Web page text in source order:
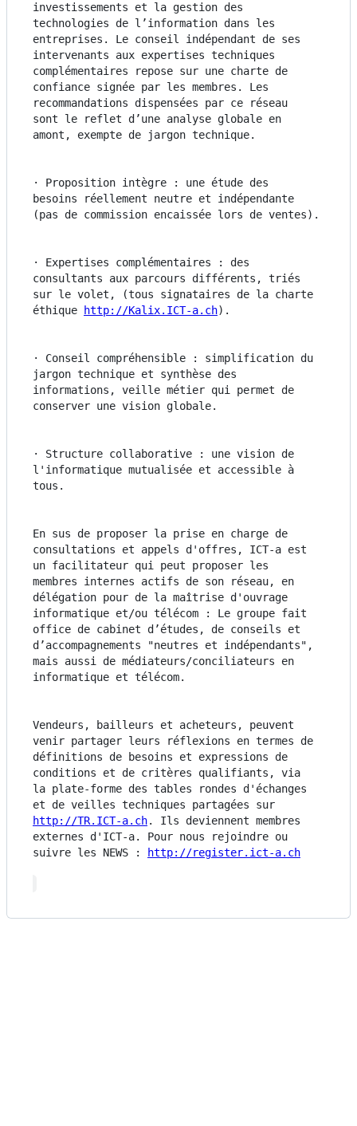
investissements et la gestion des
technologies de l’information dans les
entreprises. Le conseil indépendant de ses
intervenants aux expertises techniques
complémentaires repose sur une charte de
confiance signée par les membres. Les
recommandations dispensées par ce réseau
sont le reflet d’une analyse globale en
amont, exempte de jargon technique.
· Proposition intègre : une étude des
besoins réellement neutre et indépendante
(pas de commission encaissée lors de ventes).
· Expertises complémentaires : des
consultants aux parcours différents, triés
sur le volet, (tous signataires de la charte
éthique
http://Kalix.ICT-a.ch).
· Conseil compréhensible : simplification du
jargon technique et synthèse des
informations, veille métier qui permet de
conserver une vision globale.
· Structure collaborative : une vision de
l'informatique mutualisée et accessible à
tous.
En sus de proposer la prise en charge de
consultations et appels d'offres, ICT-a est
un facilitateur qui peut proposer les
membres internes actifs de son réseau, en
délégation pour de la maîtrise d'ouvrage
informatique et/ou télécom : Le groupe fait
office de cabinet d’études, de conseils et
d’accompagnements "neutres et indépendants",
mais aussi de médiateurs/conciliateurs en
informatique et télécom.
Vendeurs, bailleurs et acheteurs, peuvent
venir partager leurs réflexions en termes de
définitions de besoins et expressions de
conditions et de critères qualifiants, via
la plate-forme des tables rondes d'échanges
et de veilles techniques partagées sur
http://TR.ICT-a.ch. Ils deviennent membres
externes d'ICT-a. Pour nous rejoindre ou
suivre les NEWS :
http://register.ict-a.ch